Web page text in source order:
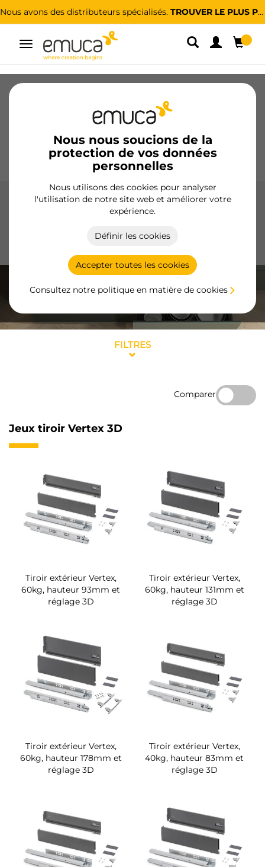
Nous avons des distributeurs spécialisés. TROUVER LE PLUS PROCHE
Alterner
navigation
Nous nous soucions de la
protection de vos données
personnelles
Nous utilisons des cookies pour analyser
l'utilisation de notre site web et améliorer votre
expérience.
Définir les cookies
Accepter toutes les cookies
Consultez notre politique en matière de cookies
Charnières
Cuisine Montage
Poignées Pieds Présentoirs
Tiroir Vertex
avec une fermeture douce, un réglage 3D et des finitions
FILTRES
Comparer
Jeux tiroir Vertex 3D
Tiroir extérieur Vertex,
60kg, hauteur 93mm et
réglage 3D
Tiroir extérieur Vertex,
60kg, hauteur 131mm et
réglage 3D
Tiroir extérieur Vertex,
60kg, hauteur 178mm et
réglage 3D
Tiroir extérieur Vertex,
40kg, hauteur 83mm et
réglage 3D